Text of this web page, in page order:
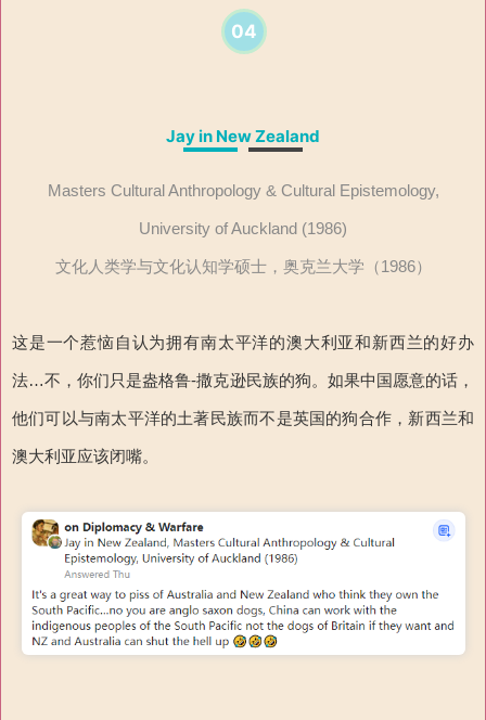
04
Jay in New Zealand
Masters Cultural Anthropology & Cultural Epistemology,
University of Auckland (1986)
文化人类学与文化认知学硕士，奥克兰大学（1986）
这是一个惹恼自认为拥有南太平洋的澳大利亚和新西兰的好办
法…不，你们只是盎格鲁-撒克逊民族的狗。如果中国愿意的话，
他们可以与南太平洋的土著民族而不是英国的狗合作，新西兰和
澳大利亚应该闭嘴。